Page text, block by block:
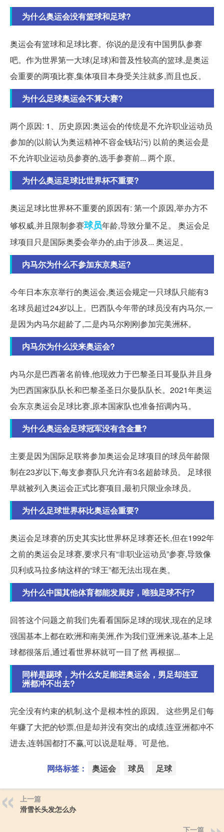
为什么奥运会没有篮球和足球?
奥运会有篮球和足球比赛。你说的是没有中国男队参赛
吧。作为世界第一大球(足球)和普及性较高的篮球,是奥运
会重要的两项比赛,集体项目本身受关注就多,而且也反。
为什么足球奥运会不算大赛?
两个原因: 1、历史原因:奥运会的传统是不允许职业运动员
参加的(以前认为奥运精神不容金钱玷污) 以前的奥运会是
不允许职业运动员参赛的,选手参赛前... 两个原。
为什么奥运足球比世界杯不重要?
奥运足球比世界杯不重要的原因有: 第一个原因,举办方不
够权威,并且限制参赛球员年龄,导致分量不足。 奥运会足
球项目只是国际奥委会举办的,由于涉及... 奥运足。
内马尔为什么不参加东京奥运?
今年日本东京举行的奥运会,奥运会规定一只球队只能有3
名球员超过24岁以上。巴西队今年带的球员没有内马尔,一
是因为内马尔超龄了,二是内马尔刚刚参加完美洲杯。
内马尔为什么没来奥运会?
内马尔是巴西著名前锋,他现效力于巴黎圣日耳曼队并且身
为巴西国家队队长和巴黎圣圣日尔曼队队长。2021年奥运
会东京奥运会足球比赛,原本国家队也准备招调内马。
为什么奥运会足球冠军没有含金量?
主要是因为国际足联将参加奥运会足球项目的球员年龄限
制在23岁以下,每支参赛队只允许有3名超龄球员。 足球很
早就被列入奥运会正式比赛项目,最初只限业余球员。
为什么足球世界杯比奥运会重要?
奥运会足球赛的历史其实比世界杯足球赛还长,但在1992年
之前的奥运会足球赛,要求只有“非职业运动员”参赛,导致像
贝利或马拉多纳这样的“球王”都无法出现在奥。
为什么中国其他体育都能发展好，唯独足球不行?
回答这个问题之前我们先看看国际足球的现状,现在的足球
强国基本上都在欧洲和南美洲,作为我们亚洲来说,基本上足
球都很落后,通过看世界杯就可一目了然 再根据...
同样是踢球，为什么女足能进奥运会，男足却连亚
洲都冲不出去?
完全没有约束的机制,这个是根本性的原因。 这些男足们每
年赚了大把的钞票,但是却并没有突出的成绩,连亚洲都冲不
进去,连韩国都打不赢,可以说是耻辱。可是他。
网络标签： 奥运会 球员 足球
上一篇
滑雪长头发怎么办
下一篇